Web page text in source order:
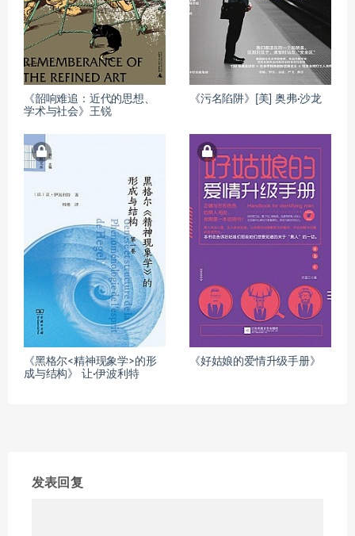
《韶响难追：近代的思想、
学术与社会》王锐
《污名陷阱》[美] 奥弗·沙龙
《黑格尔<精神现象学>的形
成与结构》 让·伊波利特
《好姑娘的爱情升级手册》
发表回复